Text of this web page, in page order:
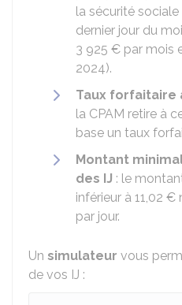
la sécurité
dernier jour du
3 925 € par mois
2024).
Taux forfaitaire
la CPAM retire à
base un taux
Montant
des IJ : le
inférieur à 11,02 €
par jour.
Un simulateur vous
de vos IJ :